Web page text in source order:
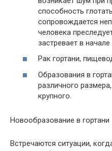
способность
сопровождается
человека
застревает в
Рак гортани,
Образования в
различного
крупного.
Новообразование в гортани
Встречаются ситуации,